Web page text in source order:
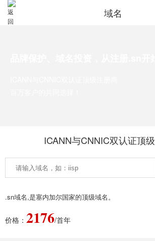
域名
ICANN与CNNIC双认证顶
.sn域名,是塞内加尔国家的顶级域名。
价格： 2176/首年